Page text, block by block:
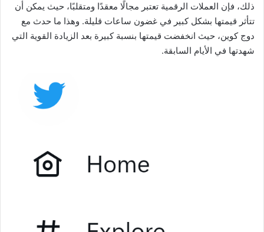
ذلك، فإن العملات الرقمية تعتبر مجالًا معقدًا ومتقلبًا، حيث يمكن أن
تتأثر قيمتها بشكل كبير في غضون ساعات قليلة. وهذا ما حدث مع
دوج كوين، حيث انخفضت قيمتها بنسبة كبيرة بعد الزيادة القوية التي
شهدتها في الأيام السابقة.